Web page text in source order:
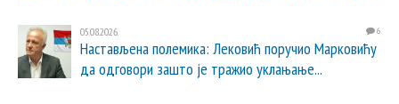
05.08.2026. 6
Настављена полемика: Лековић поручио Марковићу
да одговори зашто је тражио уклањање...